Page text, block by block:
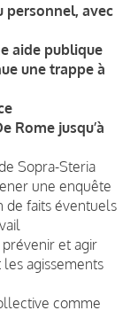
personnel, avec
aide publique
une trappe à
Rome jusqu’à
Sopra-Steria
une enquête
de faits éventuels
prévenir et agir
agissements
comme